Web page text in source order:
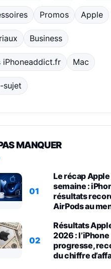
Promos Apple
Business
iPhoneaddict.fr Mac
sujet
MANQUER
01
Le récap Apple
semaine :
résultats
AirPods au
02
Résultats
2026 : l’iPhone
progresse,
du chiffre